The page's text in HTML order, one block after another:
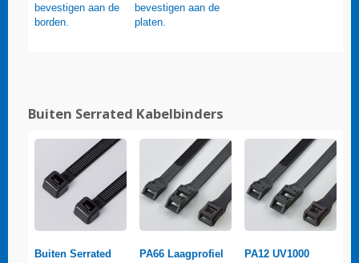
bevestigen aan de
borden.
bevestigen aan de
platen.
Buiten Serrated Kabelbinders
Buiten Serrated
PA66 Laagprofiel
PA12 UV1000